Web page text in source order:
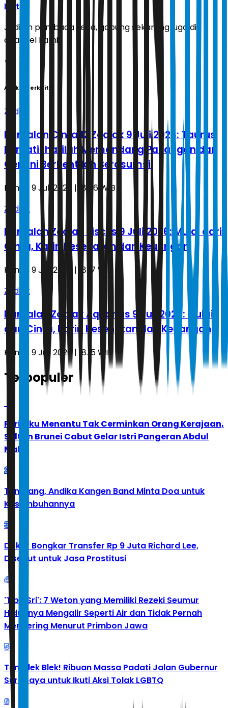
Ikuti
Jadilah pembaca setia, gabung sekarang juga di
channel kami!
Artikel Terkait
Zodiak
Ramalan Cinta 12 Zodiak 9 Juli 2026: Taurus
Berhati-hatilah Memandang Pasangan dan
Gemini Berhentilah Berasumsi
Kamis, 9 Juli 2026 | 18.56 WIB
Zodiak
Ramalan Zodiak Pisces 9 Juli 2026: Mulai dari
Cinta, Karir, Kesehatan dan Keuangan
Kamis, 9 Juli 2026 | 18.17 WIB
Zodiak
Ramalan Zodiak Aquarius 9 Juli 2026: Mulai
dari Cinta, Karir, Kesehatan dan Keuangan
Kamis, 9 Juli 2026 | 18.15 WIB
Terpopuler
Perilaku Menantu Tak Cerminkan Orang Kerajaan,
Sultan Brunei Cabut Gelar Istri Pangeran Abdul
Malik
2
Tumbang, Andika Kangen Band Minta Doa untuk
Kesembuhannya
3
Doktif Bongkar Transfer Rp 9 Juta Richard Lee,
Disebut untuk Jasa Prostitusi
4
'Tibo Sri': 7 Weton yang Memiliki Rezeki Seumur
Hidupnya Mengalir Seperti Air dan Tidak Pernah
Mengering Menurut Primbon Jawa
5
Tumplek Blek! Ribuan Massa Padati Jalan Gubernur
Surabaya untuk Ikuti Aksi Tolak LGBTQ
6